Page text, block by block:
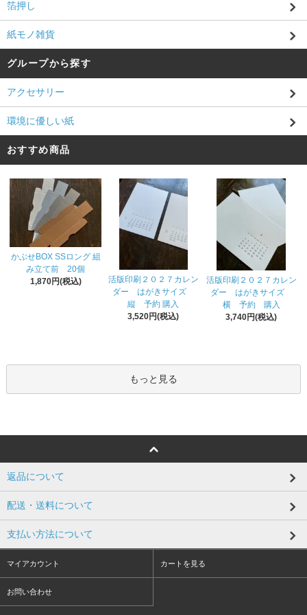
箔押し
紙モノ雑貨
グループから探す
アクセサリー
環境に優しい紙
おすすめ商品
かぶせBOX SSロング 組
み立て前 20個
1,870円(税込)
活版印刷２０２７カレン
ダー はがきサイズ
縦 予約 購入
3,520円(税込)
活版印刷２０２７カレン
ダー はがきサイズ
横 予約 購入
3,740円(税込)
もっと見る
返品について
配送・送料について
支払い方法について
マイアカウント カートを見る
お問い合わせ